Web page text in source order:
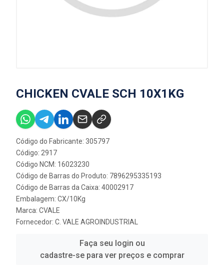
CHICKEN CVALE SCH 10X1KG
Código do Fabricante: 305797
Código: 2917
Código NCM: 16023230
Código de Barras do Produto: 7896295335193
Código de Barras da Caixa: 40002917
Embalagem: CX/10Kg
Marca: CVALE
Fornecedor: C. VALE AGROINDUSTRIAL
Faça seu login ou
cadastre-se para ver preços e comprar